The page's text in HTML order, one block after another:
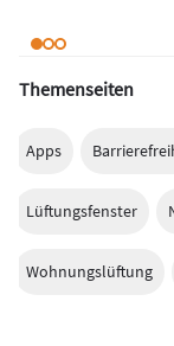
Themenseiten
Apps
Lüftungsfenster
Wohnungslüftung